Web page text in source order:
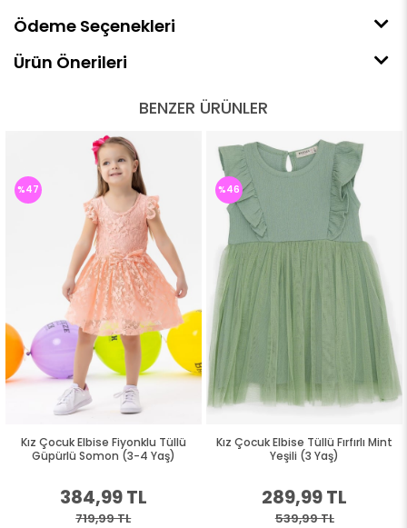
Ödeme Seçenekleri
Ürün Önerileri
BENZER ÜRÜNLER
Kız Çocuk Elbise Fiyonklu Tüllü
Güpürlü Somon (3-4 Yaş)
384,99 TL
719,99 TL
%47
Kız Çocuk Elbise Tüllü Fırfırlı Mint
Yeşili (3 Yaş)
289,99 TL
539,99 TL
%46